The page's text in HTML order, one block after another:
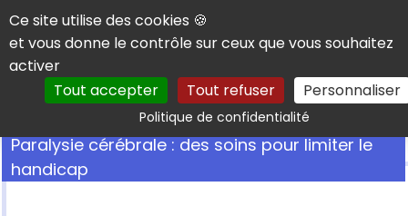
Panneau de gestion des cookies
Ce site utilise des cookies 🍪
et vous donne le contrôle sur ceux que vous souhaitez
activer
Tout accepter
Tout refuser Personnaliser
Politique de confidentialitéRechercher
Paralysie cérébrale : des soins pour limiter le
handicap